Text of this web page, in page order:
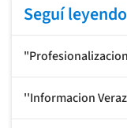
Seguí leyendo
''Informacion